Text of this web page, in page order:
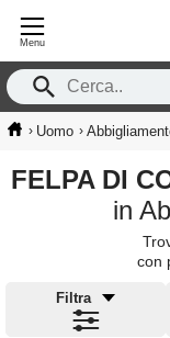
Menu
› Uomo ›
FELPA DI
in
con
Filtra